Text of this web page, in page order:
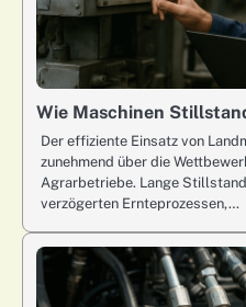
Wie Maschinen
Der effiziente Einsatz von
zunehmend über die
Agrarbetriebe. Lange
verzögerten Ernteprozessen,…